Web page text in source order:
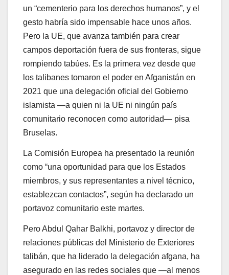
un “cementerio para los derechos humanos”, y el
gesto habría sido impensable hace unos años.
Pero la UE, que avanza también para crear
campos deportación fuera de sus fronteras, sigue
rompiendo tabúes. Es la primera vez desde que
los talibanes tomaron el poder en Afganistán en
2021 que una delegación oficial del Gobierno
islamista —a quien ni la UE ni ningún país
comunitario reconocen como autoridad— pisa
Bruselas.
La Comisión Europea ha presentado la reunión
como “una oportunidad para que los Estados
miembros, y sus representantes a nivel técnico,
establezcan contactos”, según ha declarado un
portavoz comunitario este martes.
Pero Abdul Qahar Balkhi, portavoz y director de
relaciones públicas del Ministerio de Exteriores
talibán, que ha liderado la delegación afgana, ha
asegurado en las redes sociales que —al menos